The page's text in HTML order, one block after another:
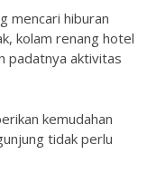
mencari hiburan
kolam renang hotel
padatnya aktivitas
kemudahan
tidak perlu